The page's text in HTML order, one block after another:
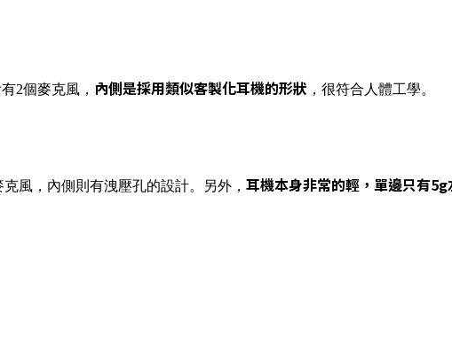
2個麥克風， 內側是採用類似客製化耳機的形狀 ，很符合人體工學。
風，內側則有洩壓孔的設計。另外， 耳機本身非常的輕，單邊只有